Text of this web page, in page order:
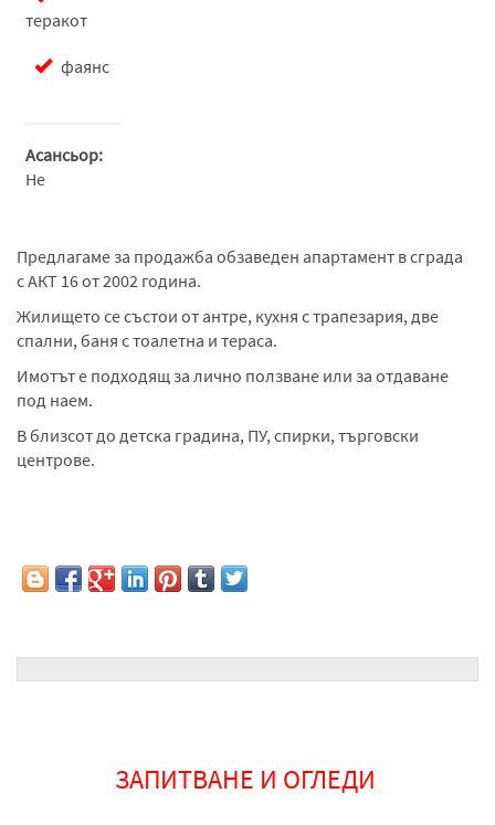
теракот
фаянс
Асансьор:
Не
Предлагаме за продажба обзаведен апартамент в сграда
с АКТ 16 от 2002 година.
Жилището се състои от антре, кухня с трапезария, две
спални, баня с тоалетна и тераса.
Имотът е подходящ за лично ползване или за отдаване
под наем.
В близсот до детска градина, ПУ, спирки, търговски
центрове.
ЗАПИТВАНЕ И ОГЛЕДИ